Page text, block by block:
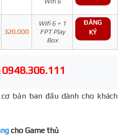
320.000
Wifi 6 + 1
FPT Play
Box
ĐĂNG
KÝ
0948.306.111
bản ban đầu dành cho khách
cho Game thủ